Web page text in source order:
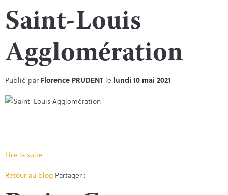
Saint-Louis
Agglomération
Publié par Florence PRUDENT le lundi 10 mai 2021
Lire la suite
Retour au blog Partager :